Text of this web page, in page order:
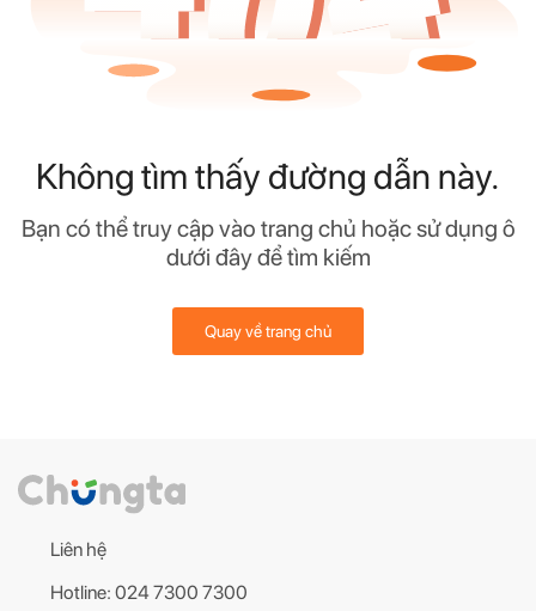
Không tìm thấy đường dẫn này.
Bạn có thể truy cập vào trang chủ hoặc sử dụng ô
dưới đây để tìm kiếm
Quay về trang chủ
Liên hệ
Hotline: 024 7300 7300